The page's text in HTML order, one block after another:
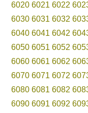
6020 6021 6022
6030 6031 6032
6040 6041 6042
6050 6051 6052
6060 6061 6062
6070 6071 6072
6080 6081 6082
6090 6091 6092